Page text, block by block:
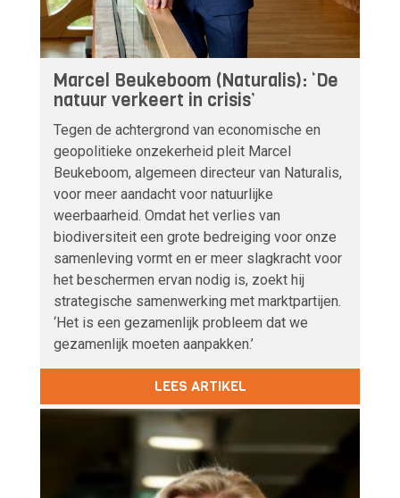
Marcel Beukeboom (Naturalis): ‘De
natuur verkeert in crisis’
Tegen de achtergrond van economische en
geopolitieke onzekerheid pleit Marcel
Beukeboom, algemeen directeur van Naturalis,
voor meer aandacht voor natuurlijke
weerbaarheid. Omdat het verlies van
biodiversiteit een grote bedreiging voor onze
samenleving vormt en er meer slagkracht voor
het beschermen ervan nodig is, zoekt hij
strategische samenwerking met marktpartijen.
‘Het is een gezamenlijk probleem dat we
gezamenlijk moeten aanpakken.’
LEES ARTIKEL